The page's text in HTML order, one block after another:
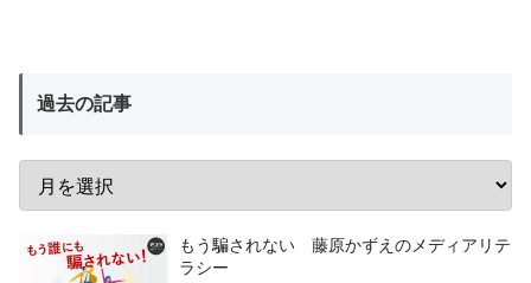
過去の記事
もう騙されない 藤原かずえのメディアリテ
ラシー